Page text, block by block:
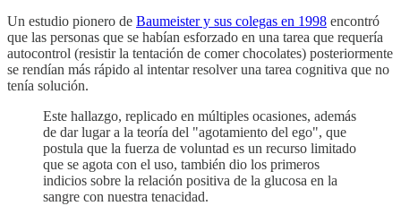
Un estudio pionero de Baumeister y sus colegas en 1998 encontró
que las personas que se habían esforzado en una tarea que requería
autocontrol (resistir la tentación de comer chocolates) posteriormente
se rendían más rápido al intentar resolver una tarea cognitiva que no
tenía solución.
Este hallazgo, replicado en múltiples ocasiones, además
de dar lugar a la teoría del "agotamiento del ego", que
postula que la fuerza de voluntad es un recurso limitado
que se agota con el uso, también dio los primeros
indicios sobre la relación positiva de la glucosa en la
sangre con nuestra tenacidad.